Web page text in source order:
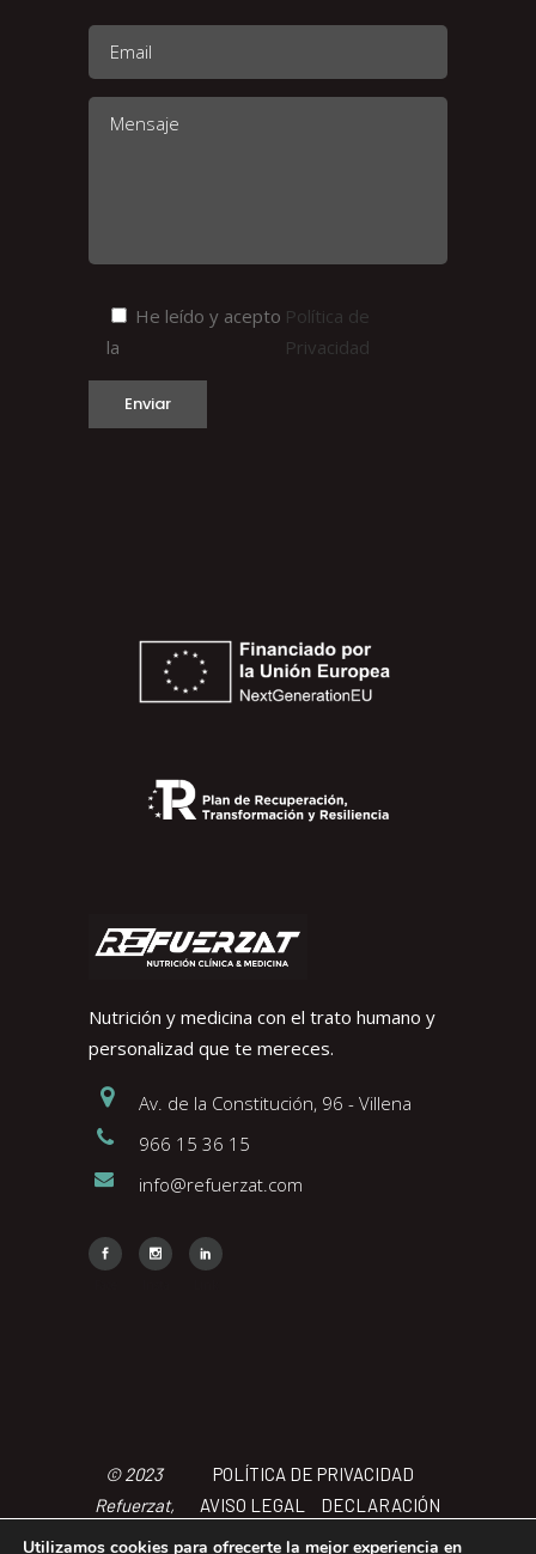
Nutrición y medicina con el trato humano y
personalizad que te mereces.
Av. de la Constitución, 96 - Villena
966 15 36 15
info@refuerzat.com
He leído y acepto
la
Política de
Privacidad
© 2023
Refuerzat,
Todos los
POLÍTICA DE PRIVACIDAD
AVISO LEGAL
DECLARACIÓN
DE ACCCESIBILIDAD
POLÍTICA
Utilizamos cookies para ofrecerte la mejor experiencia en